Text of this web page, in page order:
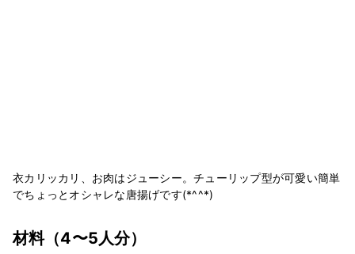
衣カリッカリ、お肉はジューシー。チューリップ型が可愛い簡単
でちょっとオシャレな唐揚げです(*^^*)
材料（4〜5人分）